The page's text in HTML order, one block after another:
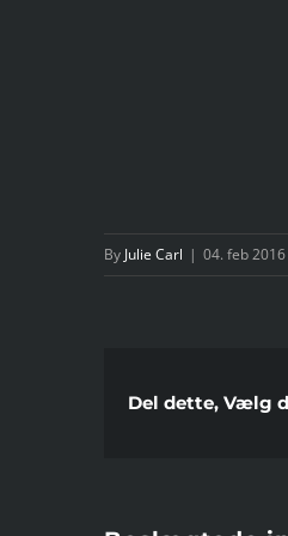
By Julie Carl | 04. feb 2016
Del dette, Vælg